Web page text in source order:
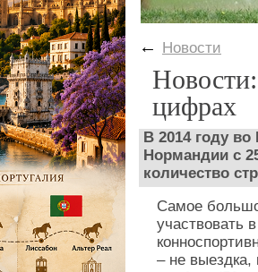
← Новости
цифрах
В 2014 году
Нормандии с
количество
Самое
участвовать
– не выездка,